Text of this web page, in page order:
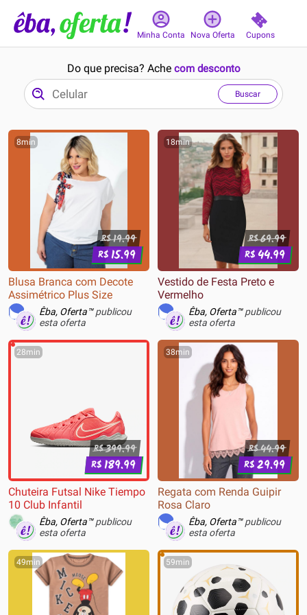
Minha Conta Nova Oferta Cupons
Do que precisa? Ache com desconto
Buscar
8min
R$19.99
R$15.99
Blusa Branca com Decote
Assimétrico Plus Size
Êba, Oferta™publicou
esta oferta
18min
R$69.99
R$44.99
Vestido de Festa Preto e
Vermelho
Êba, Oferta™publicou
esta oferta
28min
R$399.99
R$189.99
Chuteira Futsal Nike Tiempo
10 Club Infantil
Êba, Oferta™publicou
esta oferta
38min
R$44.99
R$29.99
Regata com Renda Guipir
Rosa Claro
Êba, Oferta™publicou
esta oferta
49min 59min